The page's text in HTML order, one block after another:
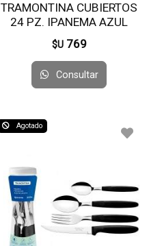
TRAMONTINA CUBIERTOS
24 PZ. IPANEMA AZUL
23399/191
$U 769
Consultar
Agotado